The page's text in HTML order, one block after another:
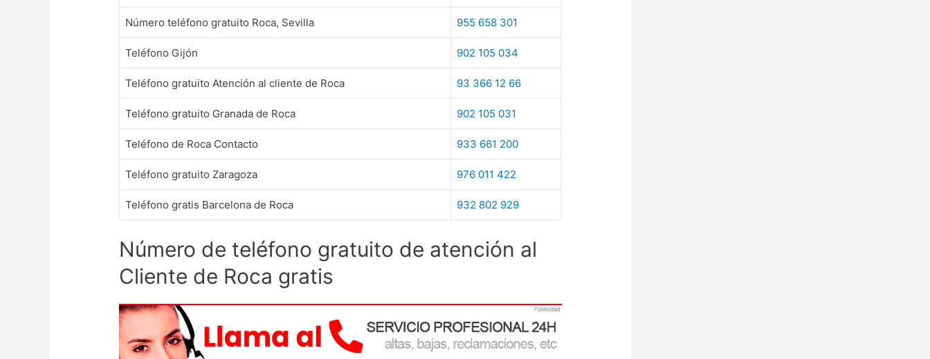
Número teléfono gratuito Roca, Sevilla 955 658 301
Teléfono Gijón 902 105 034
Teléfono gratuito Atención al cliente de Roca 93 366 12 66
Teléfono gratuito Granada de Roca 902 105 031
Teléfono de Roca Contacto 933 661 200
Teléfono gratuito Zaragoza 976 011 422
Teléfono gratis Barcelona de Roca 932 802 929
Número de teléfono gratuito de atención al
Cliente de Roca gratis